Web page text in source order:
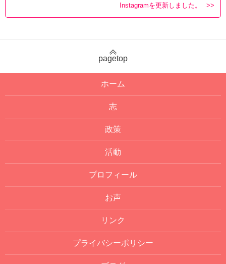
Instagramを更新しました。
pagetop
ホーム
志
政策
活動
プロフィール
お声
リンク
プライバシーポリシー